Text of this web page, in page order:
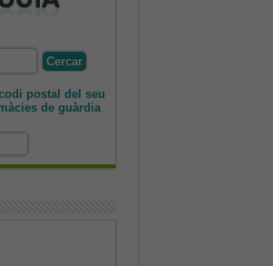
postal del seu
de guàrdia